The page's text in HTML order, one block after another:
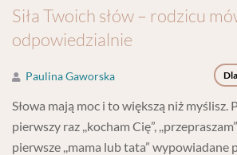
Siła Twoich słów – rodzicu
odpowiedzialnie
Paulina Gaworska
Słowa mają moc i to większą niż myślisz.
pierwszy raz ,,kocham Cię”,
pierwsze ,,mama lub tata” wypowiadane